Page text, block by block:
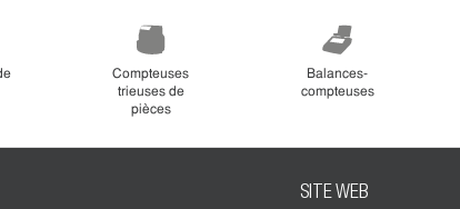
Compteuses
trieuses de
pièces
Balances-
compteuses
SITE WEB